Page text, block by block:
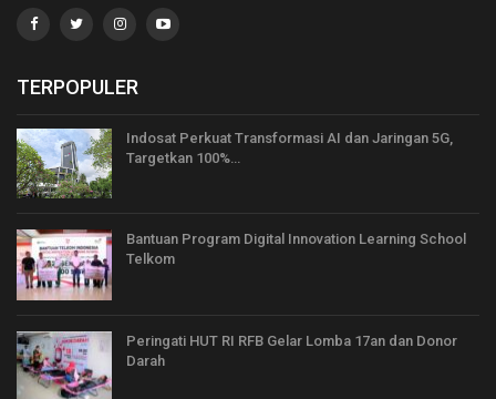
TERPOPULER
Indosat Perkuat Transformasi AI dan Jaringan 5G,
Targetkan 100%…
Bantuan Program Digital Innovation Learning School
Telkom
Peringati HUT RI RFB Gelar Lomba 17an dan Donor
Darah